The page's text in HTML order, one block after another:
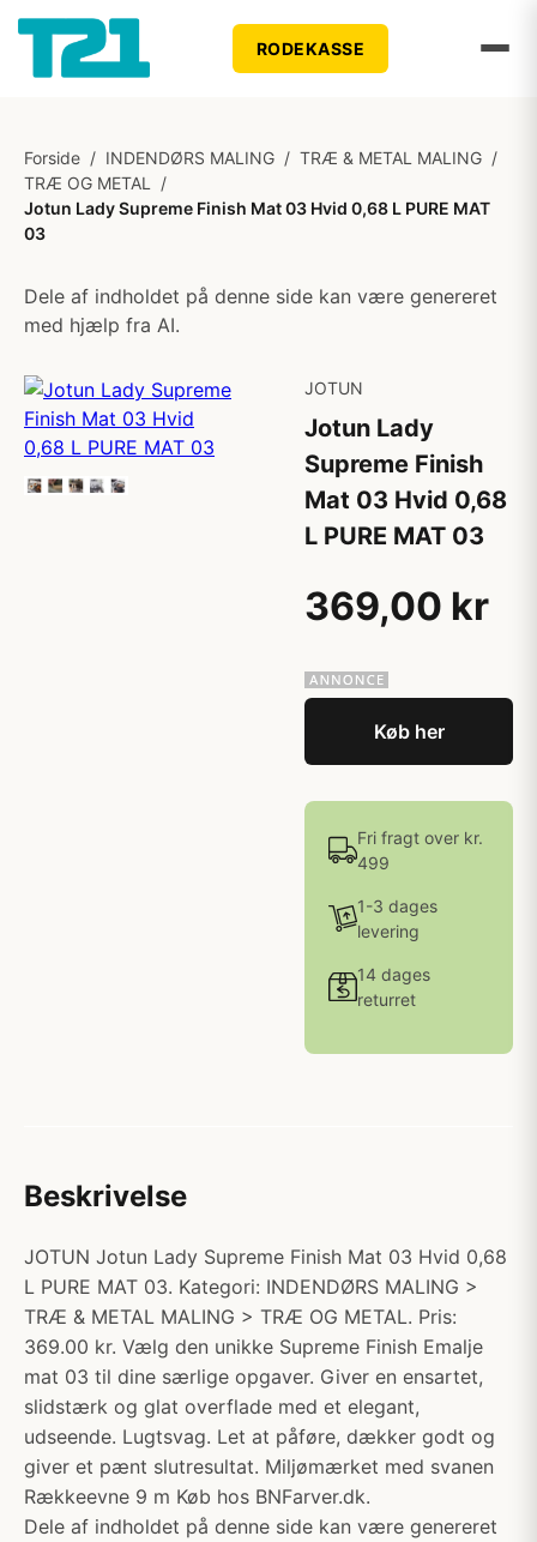
RODEKASSE
Forside / INDENDØRS MALING / TRÆ & METAL MALING /
TRÆ OG METAL
/
Jotun Lady Supreme Finish Mat 03 Hvid 0,68 L PURE MAT
03
Dele af indholdet på denne side kan være genereret
med hjælp fra AI.
JOTUN
Jotun Lady
Supreme Finish
Mat 03 Hvid 0,68
L PURE MAT 03
369,00 kr
Køb her
Fri fragt over kr.
499
1-3 dages
levering
14 dages
returret
Beskrivelse
JOTUN Jotun Lady Supreme Finish Mat 03 Hvid 0,68
L PURE MAT 03. Kategori: INDENDØRS MALING >
TRÆ & METAL MALING > TRÆ OG METAL. Pris:
369.00 kr. Vælg den unikke Supreme Finish Emalje
mat 03 til dine særlige opgaver. Giver en ensartet,
slidstærk og glat overflade med et elegant,
udseende. Lugtsvag. Let at påføre, dækker godt og
giver et pænt slutresultat. Miljømærket med svanen
Rækkeevne 9 m Køb hos BNFarver.dk.
Dele af indholdet på denne side kan være genereret